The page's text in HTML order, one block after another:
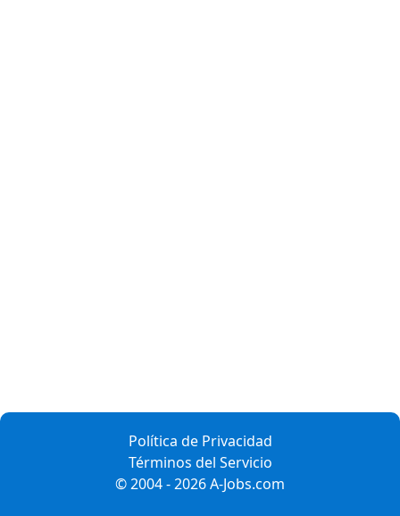
Política de Privacidad
Términos del Servicio
© 2004 - 2026 A-Jobs.com